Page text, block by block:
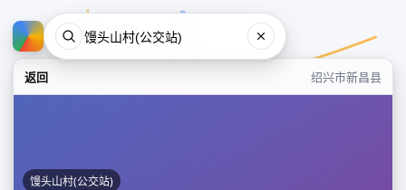
返回 绍兴市新昌县
馒头山村(公交站)